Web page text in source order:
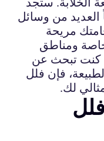
من وسائل
مريحة
ومناطق
كنت تبحث عن
فإن فلل
لك.